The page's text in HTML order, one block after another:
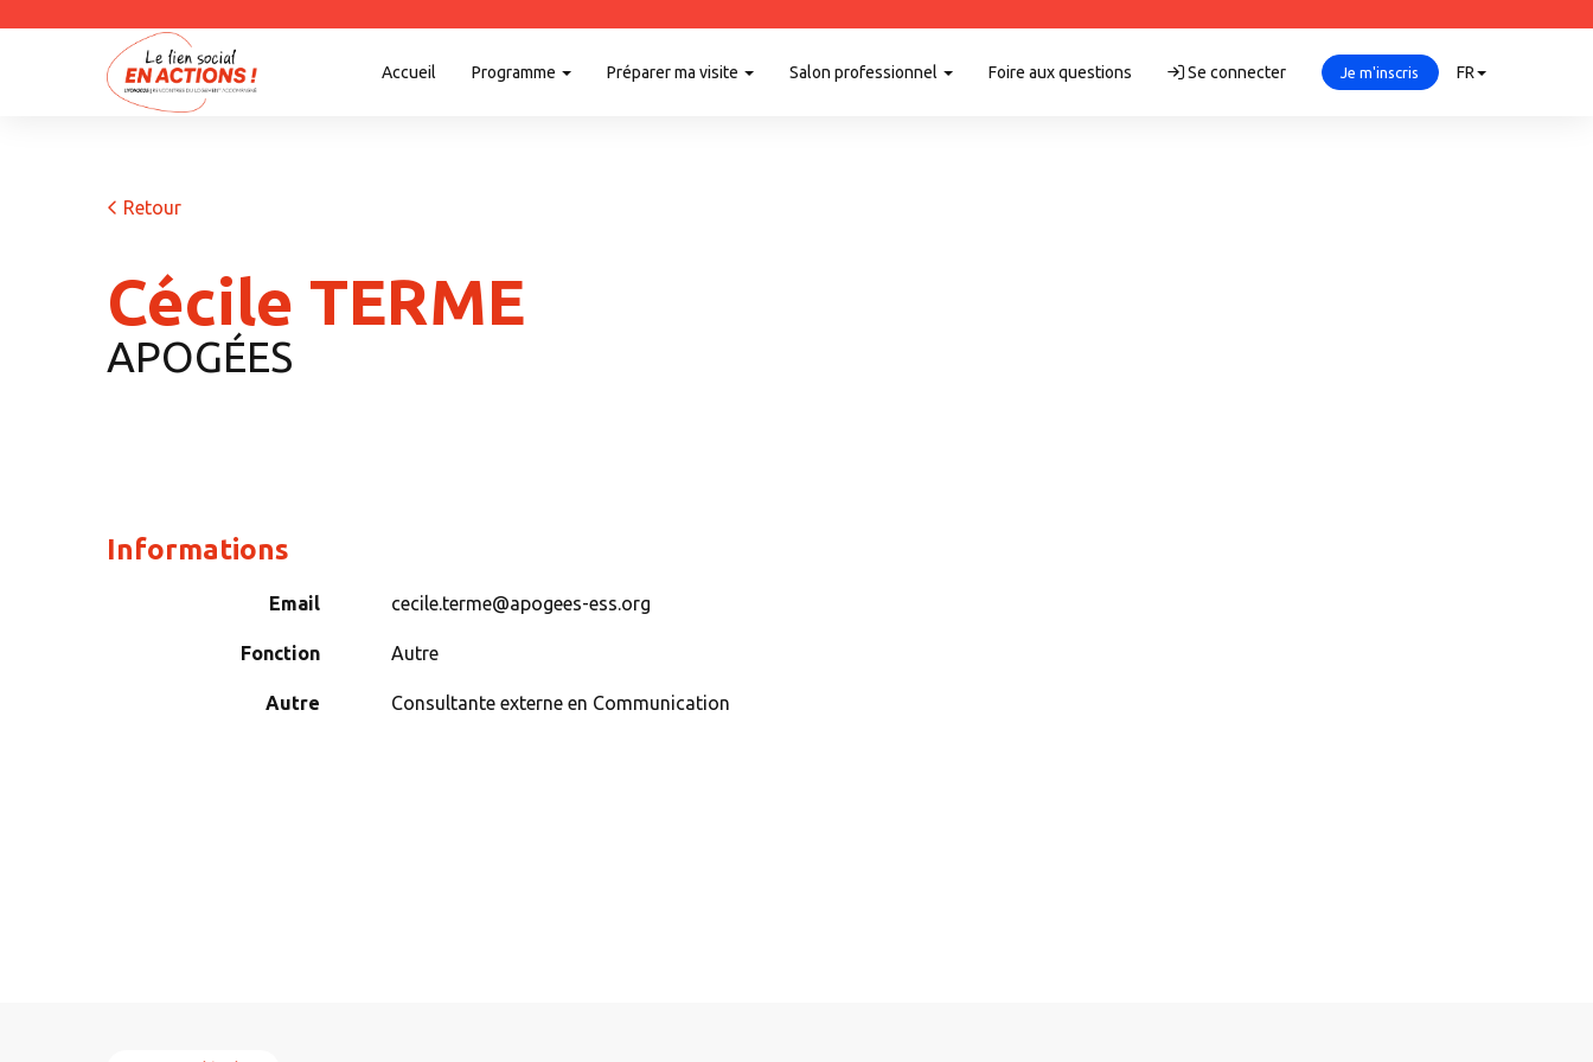
Accueil Programme Préparer ma visite Salon professionnel Foire aux questions Se connecter Je m'inscris FR
Retour
Cécile TERME
APOGÉES
Informations
Email cecile.terme@apogees-ess.org
Fonction Autre
Autre Consultante externe en Communication